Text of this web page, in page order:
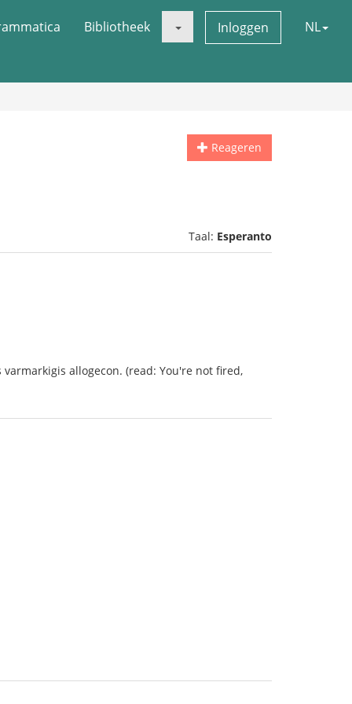
Bibliotheek Inloggen NL
Reageren
Taal: Esperanto
varmarkigis allogecon. (read: You're not fired,